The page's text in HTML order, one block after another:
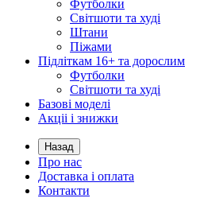
Футболки
Світшоти та худі
Штани
Піжами
Підліткам 16+ та дорослим
Футболки
Світшоти та худі
Базові моделі
Акціі і знижки
Назад
Про нас
Доставка і оплата
Контакти